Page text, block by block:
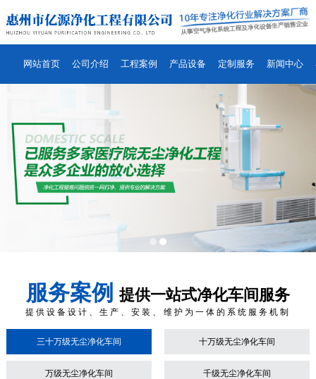
网站首页 公司介绍 工程案例 产品设备 定制服务 新闻中心
服务案例 提供一站式净化车间服务
提供设备设计、生产、安装、维护为一体的系统服务机制
三十万级无尘净化车间 十万级无尘净化车间
万级无尘净化车间 千级无尘净化车间